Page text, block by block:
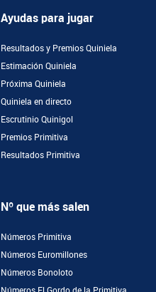
Ayudas para jugar
Resultados y Premios Quiniela
Estimación Quiniela
Próxima Quiniela
Quiniela en directo
Escrutinio Quinigol
Premios Primitiva
Resultados Primitiva
Nº que más salen
Números Primitiva
Números Euromillones
Números Bonoloto